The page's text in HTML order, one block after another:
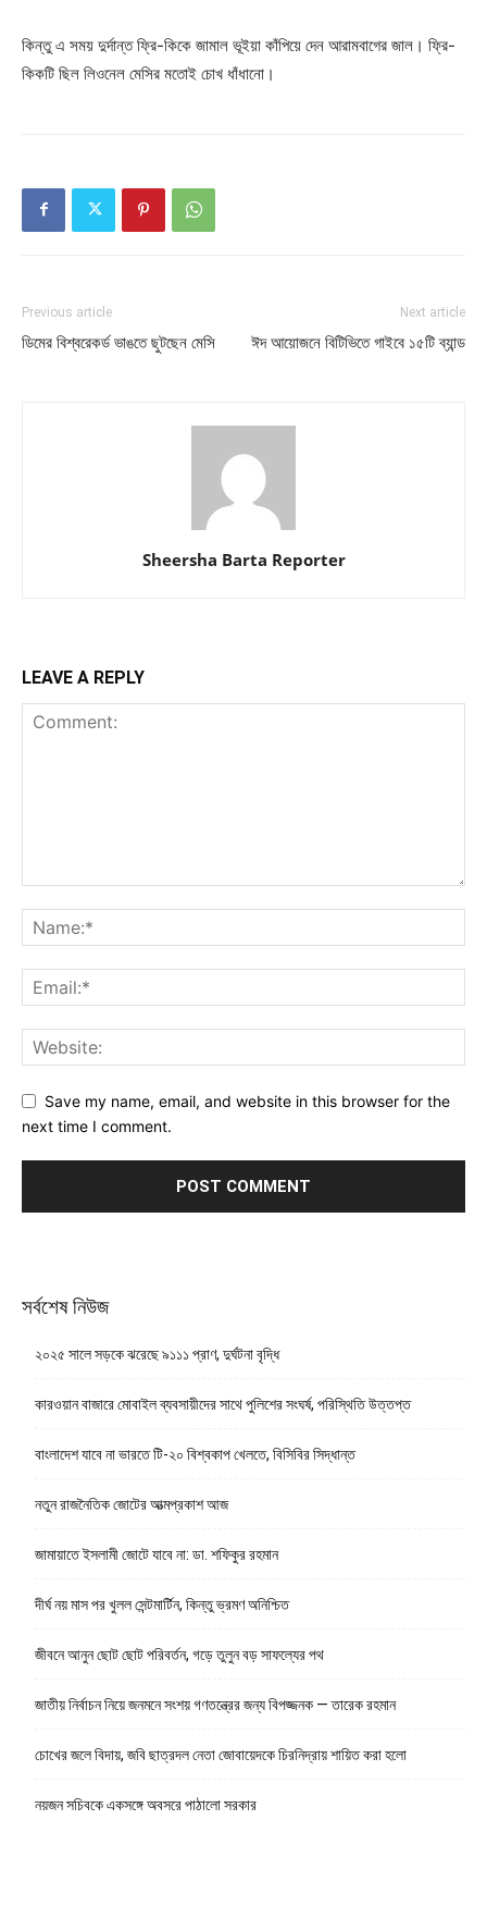
কিন্তু এ সময় দুর্দান্ত ফ্রি-কিকে জামাল ভূইয়া কাঁপিয়ে দেন আরামবাগের জাল। ফ্রি-
কিকটি ছিল লিওনেল মেসির মতোই চোখ ধাঁধানো।
Previous article
ডিমের বিশ্বরেকর্ড ভাঙতে ছুটছেন মেসি
Next article
ঈদ আয়োজনে বিটিভিতে গাইবে ১৫টি ব্যান্ড
Sheersha Barta Reporter
LEAVE A REPLY
Save my name, email, and website in this browser for the
next time I comment.
সর্বশেষ নিউজ
২০২৫ সালে সড়কে ঝরেছে ৯১১১ প্রাণ, দুর্ঘটনা বৃদ্ধি
কারওয়ান বাজারে মোবাইল ব্যবসায়ীদের সাথে পুলিশের সংঘর্ষ, পরিস্থিতি উত্তপ্ত
বাংলাদেশ যাবে না ভারতে টি-২০ বিশ্বকাপ খেলতে, বিসিবির সিদ্ধান্ত
নতুন রাজনৈতিক জোটের আত্মপ্রকাশ আজ
জামায়াতে ইসলামী জোটে যাবে না: ডা. শফিকুর রহমান
দীর্ঘ নয় মাস পর খুলল সেন্টমার্টিন, কিন্তু ভ্রমণ অনিশ্চিত
জীবনে আনুন ছোট ছোট পরিবর্তন, গড়ে তুলুন বড় সাফল্যের পথ
জাতীয় নির্বাচন নিয়ে জনমনে সংশয় গণতন্ত্রের জন্য বিপজ্জনক — তারেক রহমান
চোখের জলে বিদায়, জবি ছাত্রদল নেতা জোবায়েদকে চিরনিদ্রায় শায়িত করা হলো
নয়জন সচিবকে একসঙ্গে অবসরে পাঠালো সরকার